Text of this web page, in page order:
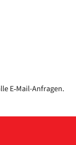
E‑Mail-Anfragen.